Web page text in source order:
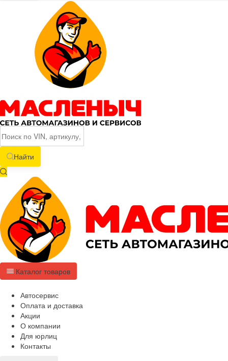
Найти
Каталог товаров
Автосервис
Оплата и доставка
Акции
О компании
Для юрлиц
Контакты